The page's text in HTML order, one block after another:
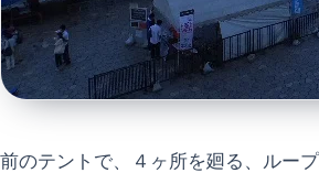
前のテントで、４ヶ所を廻る、ルー